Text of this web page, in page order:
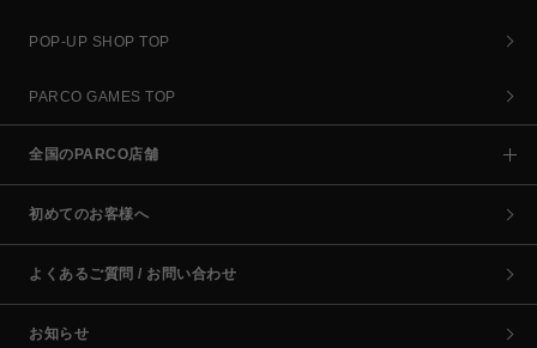
POP-UP SHOP TOP
PARCO GAMES TOP
全国のPARCO店舗
初めてのお客様へ
よくあるご質問 / お問い合わせ
お知らせ